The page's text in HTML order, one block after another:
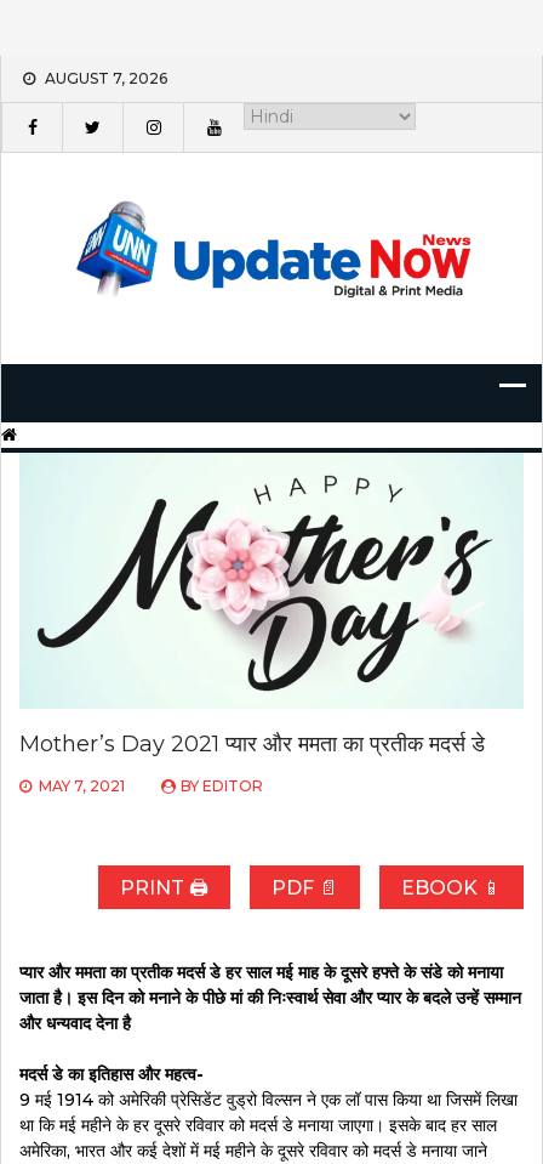
Skip
content
AUGUST 7, 2026
Mother’s Day 2021 प्यार और ममता का प्रतीक मदर्स डे
MAY 7, 2021 BY EDITOR
PRINT 🖨 PDF 📄 EBOOK 📱
प्यार और ममता का प्रतीक मदर्स डे हर साल मई माह के दूसरे हफ्ते के संडे को मनाया
जाता है। इस दिन को मनाने के पीछे मां की निःस्वार्थ सेवा और प्यार के बदले उन्हें सम्मान
और धन्यवाद देना है
मदर्स डे का इतिहास और महत्व-
9 मई 1914 को अमेरिकी प्रेसिडेंट वुड्रो विल्सन ने एक लॉ पास किया था जिसमें लिखा
था कि मई महीने के हर दूसरे रविवार को मदर्स डे मनाया जाएगा। इसके बाद हर साल
अमेरिका, भारत और कई देशों में मई महीने के दूसरे रविवार को मदर्स डे मनाया जाने